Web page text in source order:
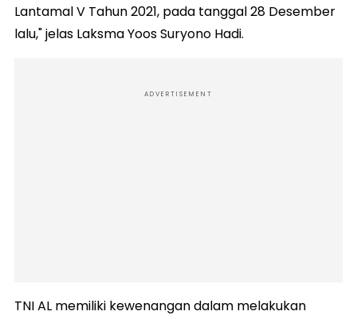
Lantamal V Tahun 2021, pada tanggal 28 Desember
lalu," jelas Laksma Yoos Suryono Hadi.
ADVERTISEMENT
TNI AL memiliki kewenangan dalam melakukan